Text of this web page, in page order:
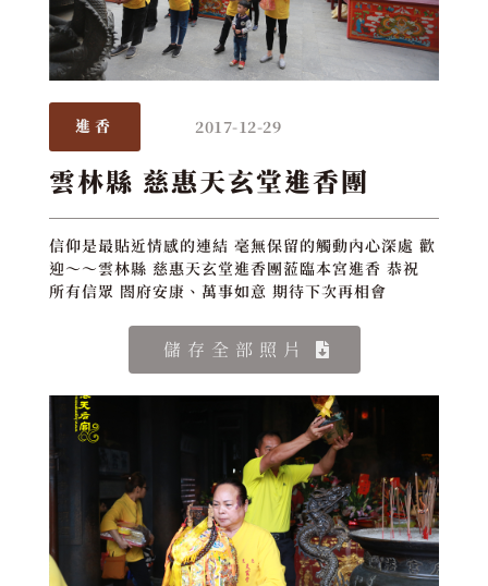
進香 2017-12-29
雲林縣 慈惠天玄堂進香團
信仰是最貼近情感的連結 毫無保留的觸動內心深處 歡
迎～～雲林縣 慈惠天玄堂進香團蒞臨本宮進香 恭祝
所有信眾 閤府安康、萬事如意 期待下次再相會
儲存全部照片